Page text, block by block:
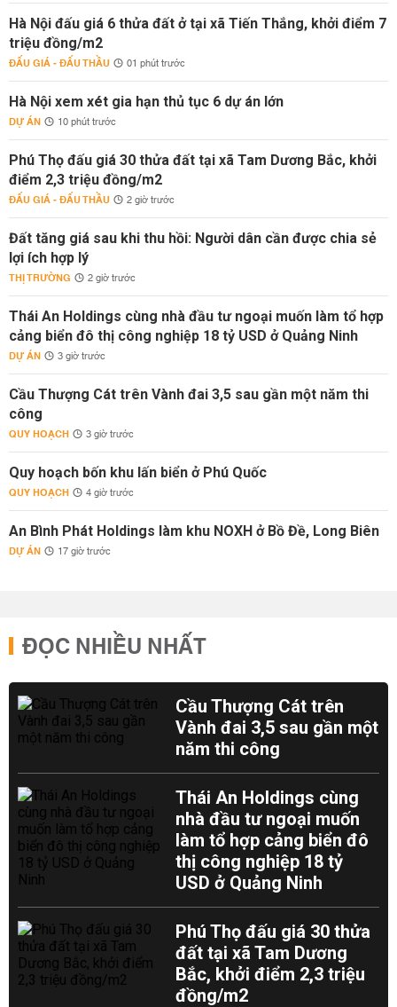
Hà Nội đấu giá 6 thửa đất ở tại xã Tiến Thắng, khởi điểm 7
triệu đồng/m2
ĐẤU GIÁ - ĐẤU THẦU 01 phút trước
Hà Nội xem xét gia hạn thủ tục 6 dự án lớn
DỰ ÁN 10 phút trước
Phú Thọ đấu giá 30 thửa đất tại xã Tam Dương Bắc, khởi
điểm 2,3 triệu đồng/m2
ĐẤU GIÁ - ĐẤU THẦU 2 giờ trước
Đất tăng giá sau khi thu hồi: Người dân cần được chia sẻ
lợi ích hợp lý
THỊ TRƯỜNG 2 giờ trước
Thái An Holdings cùng nhà đầu tư ngoại muốn làm tổ hợp
cảng biển đô thị công nghiệp 18 tỷ USD ở Quảng Ninh
DỰ ÁN 3 giờ trước
Cầu Thượng Cát trên Vành đai 3,5 sau gần một năm thi
công
QUY HOẠCH 3 giờ trước
Quy hoạch bốn khu lấn biển ở Phú Quốc
QUY HOẠCH 4 giờ trước
An Bình Phát Holdings làm khu NOXH ở Bồ Đề, Long Biên
DỰ ÁN 17 giờ trước
ĐỌC NHIỀU NHẤT
Cầu Thượng Cát trên
Vành đai 3,5 sau gần một
năm thi công
Thái An Holdings cùng
nhà đầu tư ngoại muốn
làm tổ hợp cảng biển đô
thị công nghiệp 18 tỷ
USD ở Quảng Ninh
Phú Thọ đấu giá 30 thửa
đất tại xã Tam Dương
Bắc, khởi điểm 2,3 triệu
đồng/m2